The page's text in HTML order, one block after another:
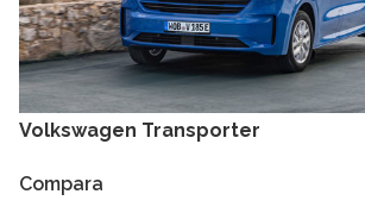
Volkswagen Transporter
Compara